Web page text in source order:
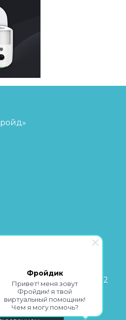
Фройдик
Привет! меня зовут
Фройдик! я твой
виртуальный помощник!
Чем я могу помочь?
мкр Горский 63, офис 2-2
сайтом,